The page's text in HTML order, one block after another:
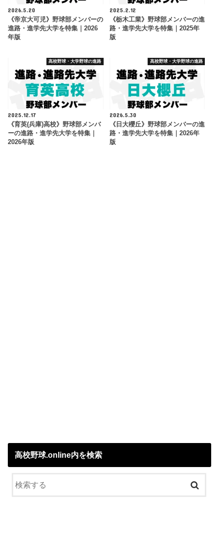
2026.5.20
《帝京大可児》野球部メンバーの
進路・進学先大学を特集｜2026
年版
2025.2.12
《栃木工業》野球部メンバーの進
路・進学先大学を特集｜2025年
版
高校野球・大学野球の進路
2025.12.17
《育英(兵庫)高校》野球部メンバ
ーの進路・進学先大学を特集｜
2026年版
高校野球・大学野球の進路
2026.5.30
《日大櫻丘》野球部メンバーの進
路・進学先大学を特集｜2026年
版
高校野球.online内を検索